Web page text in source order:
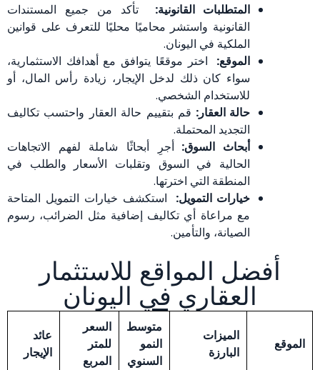
المتطلبات القانونية:
تأكد من جميع المستندات
القانونية واستشر محاميًا محليًا للتعرف على قوانين
الملكية في اليونان.
الموقع:
اختر موقعًا يتوافق مع أهدافك الاستثمارية،
سواء كان ذلك لدخل الإيجار، زيادة رأس المال، أو
للاستخدام الشخصي.
حالة العقار: قم بتقييم حالة العقار واحتسب تكاليف
التجديد المحتملة.
أبحاث السوق:أجرِ أبحاثًا شاملة لفهم الاتجاهات
الحالية في السوق وتقلبات الأسعار والطلب في
المنطقة التي اخترتها.
خيارات التمويل: استكشف خيارات التمويل المتاحة
مع مراعاة أي تكاليف إضافية مثل الضرائب، رسوم
الصيانة، والتأمين.
أفضل المواقع للاستثمار
العقاري في اليونان
الموقع
الميزات
البارزة
متوسط
النمو
السنوي
السعر
للمتر
المربع
عائد
الإيجار